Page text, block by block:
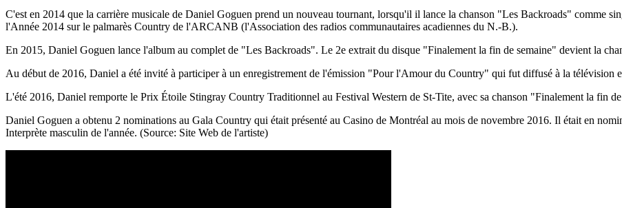
C'est en 2014 que la carrière musicale de Daniel Goguen prend un nouveau tournant, lorsqu'il il lance la chanson "Les Backroads" comme
l'Année 2014 sur le palmarès Country de l'ARCANB (l'Association des radios communautaires acadiennes du N.-B.).
En 2015, Daniel Goguen lance l'album au complet de "Les Backroads". Le 2e extrait du disque "Finalement la fin de semaine" devient la
Au début de 2016, Daniel a été invité à participer à un enregistrement de l'émission "Pour l'Amour du Country" qui fut diffusé à la télévision
L'été 2016, Daniel remporte le Prix Étoile Stingray Country Traditionnel au Festival Western de St-Tite, avec sa chanson "Finalement la fin
Daniel Goguen a obtenu 2 nominations au Gala Country qui était présenté au Casino de Montréal au mois de novembre 2016. Il était en
Interprète masculin de l'année. (Source: Site Web de l'artiste)